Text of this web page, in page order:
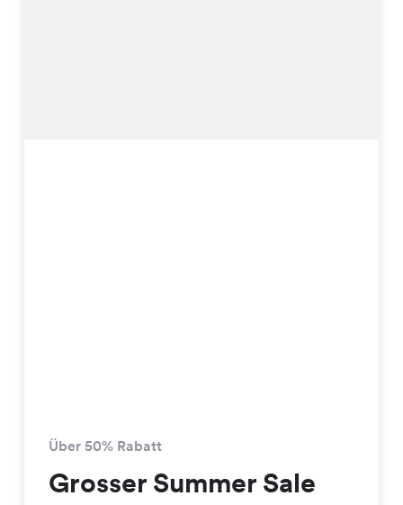
Über 50% Rabatt
Grosser Summer Sale